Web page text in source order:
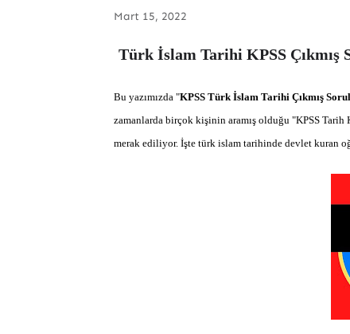
Mart 15, 2022
Türk İslam Tarihi KPSS
Bu yazımızda "KPSS Türk İslam Tarihi Çıkmış
zamanlarda birçok kişinin aramış olduğu "KPSS Tarih
merak ediliyor. İşte türk islam tarihinde devlet kuran